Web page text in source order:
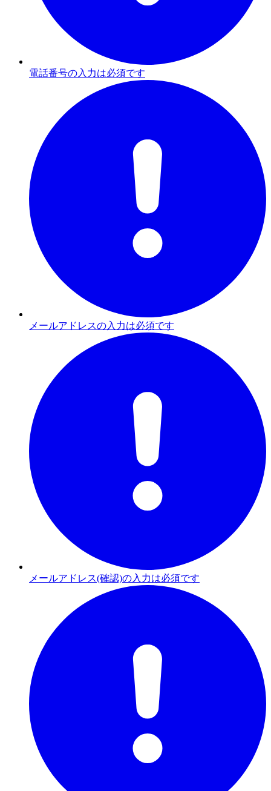
電話番号の入力は必須です
メールアドレスの入力は必須です
メールアドレス(確認)の入力は必須です